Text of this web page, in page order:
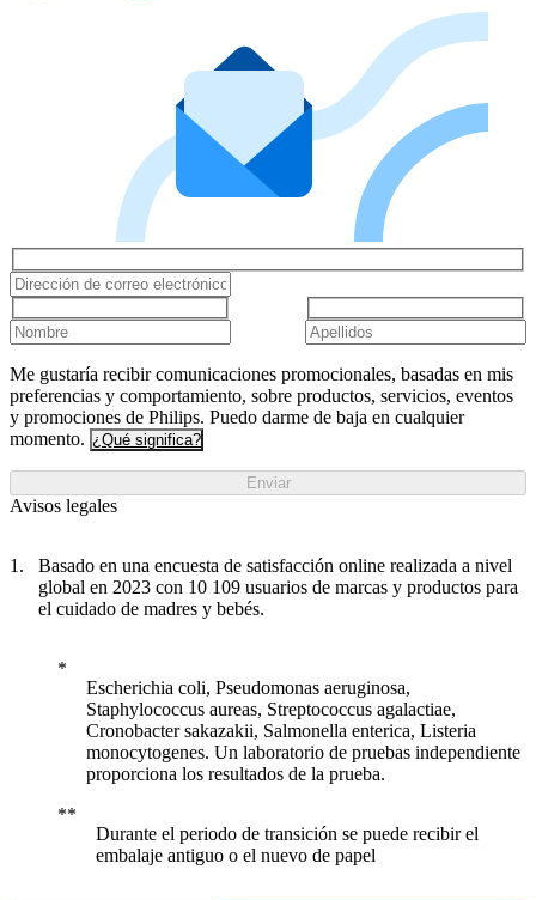
Me gustaría recibir comunicaciones promocionales, basadas en mis
preferencias y comportamiento, sobre productos, servicios, eventos
y promociones de Philips. Puedo darme de baja en cualquier
momento. ¿Qué significa?
Enviar
Avisos legales
Basado en una encuesta de satisfacción online realizada a nivel
global en 2023 con 10 109 usuarios de marcas y productos para
el cuidado de madres y bebés.
Escherichia coli, Pseudomonas aeruginosa,
Staphylococcus aureas, Streptococcus agalactiae,
Cronobacter sakazakii, Salmonella enterica, Listeria
monocytogenes. Un laboratorio de pruebas independiente
proporciona los resultados de la prueba.
Durante el periodo de transición se puede recibir el
embalaje antiguo o el nuevo de papel